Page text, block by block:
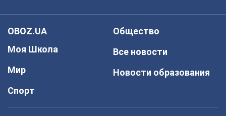
OBOZ.UA
Моя Школа
Мир
Спорт
Общество
Все новости
Новости образования